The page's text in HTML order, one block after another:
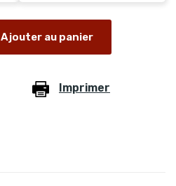
Ajouter au panier
Imprimer